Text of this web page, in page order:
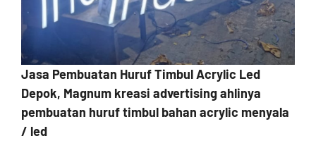
Jasa Pembuatan Huruf Timbul Acrylic Led
Depok, Magnum kreasi advertising ahlinya
pembuatan huruf timbul bahan acrylic menyala
/ led